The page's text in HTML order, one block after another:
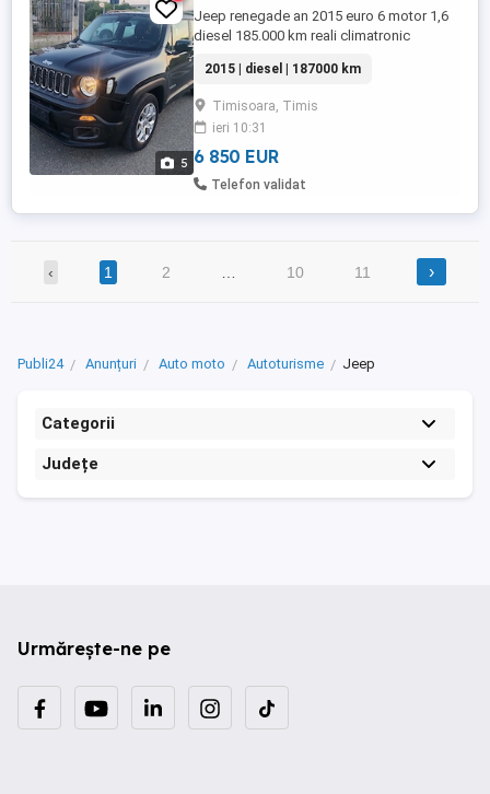
5
Jeep renegade an 2015 euro 6 motor 1,6
diesel 185.000 km reali climatronic
geamuri electrice oglinzi electrice
comenzi pe volan jante aliaj frână de
mână electrică auto hold central+alarmă
servo, abs,esp recent adusă în țară
numere roși se pot scoate ...
2015 | diesel | 187000 km
Timisoara, Timis
ieri 10:31
6 850 EUR
Telefon validat
‹ 1 2 10 11 ›
Publi24 Anunțuri Auto moto Autoturisme Jeep
Categorii
Județe
Urmărește-ne pe